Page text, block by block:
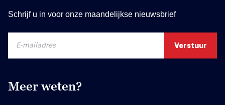
Schrijf u in voor onze maandelijkse nieuwsbrief
Meer weten?